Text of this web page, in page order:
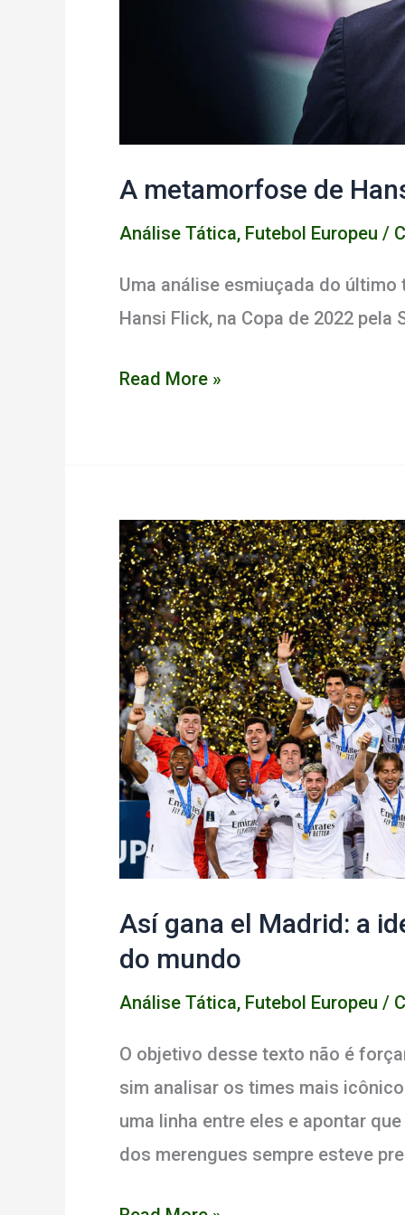
A metamorfose de
Análise Tática, Futebol Europeu /
Uma análise esmiuçada do
Hansi Flick, na Copa de 2022 pela
A
Read More »
Así gana el Madrid: a
do mundo
Análise Tática, Futebol Europeu /
O objetivo desse texto não é
sim analisar os times mais
uma linha entre eles e apontar
dos merengues sempre esteve